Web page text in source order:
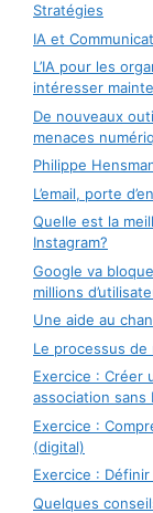
Stratégies
IA et
L’IA pour les
intéresser
De nouveaux
menaces
Philippe
L’email, porte
Quelle est la
Instagram?
Google va
millions
Une aide au
Le processus
Exercice : Créer
association
Exercice :
(digital)
Exercice :
Quelques